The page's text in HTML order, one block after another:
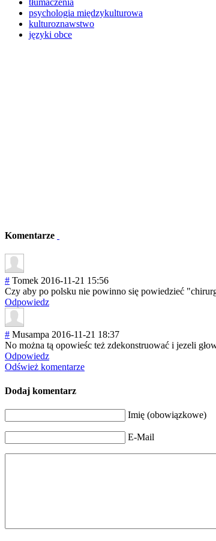
psychologia międzykulturowa
kulturoznawstwo
języki obce
Komentarze
# Tomek 2016-11-21 15:56
Czy aby po polsku nie powinno się powiedzieć
Odpowiedz
# Musampa 2016-11-21 18:37
No można tą opowieśc też zdekonstruować i jezeli
Odpowiedz
Odśwież komentarze
Dodaj komentarz
Imię (obowiązkowe)
E-Mail